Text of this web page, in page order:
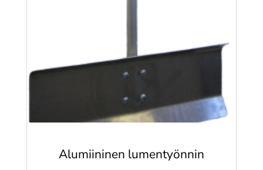
Alumiininen lumentyönnin